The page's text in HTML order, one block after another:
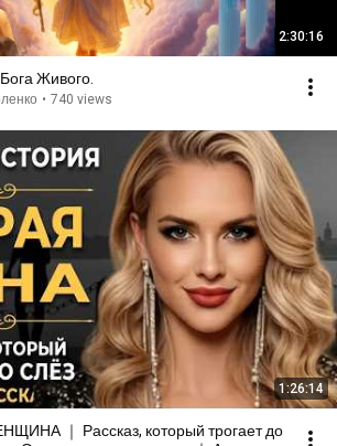
2:30:16
Живого.
• 740 views
1:26:14
｜ Рассказ, который трогает до